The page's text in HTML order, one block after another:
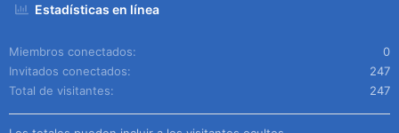
Estadísticas en línea
Miembros conectados
0
Invitados conectados
247
Total de visitantes
247